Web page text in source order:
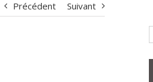
Précédent Suivant